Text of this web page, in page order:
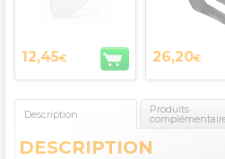
12,45€ 26,20€
Description Produits
DESCRIPTION